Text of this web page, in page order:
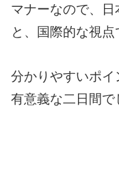
マナーなので、日
と、国際的な視点
分かりやすいポイ
有意義な二日間で